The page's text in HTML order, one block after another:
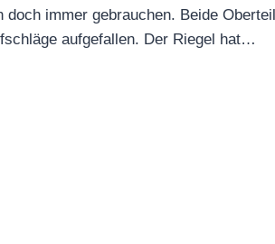
immer gebrauchen. Beide
aufgefallen. Der Riegel hat…